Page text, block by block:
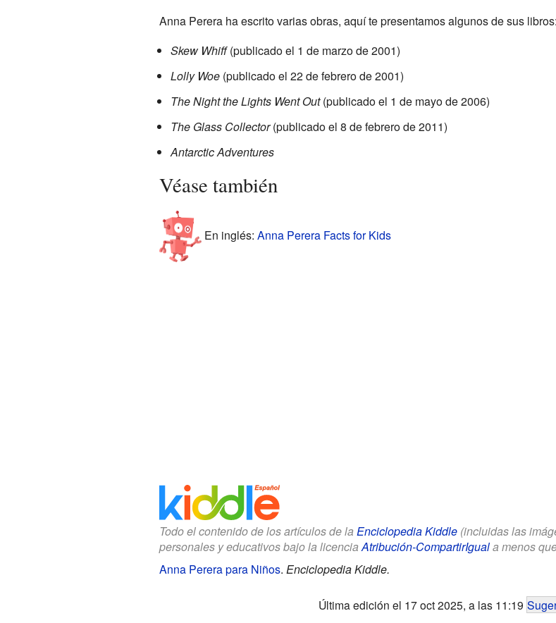
Anna Perera ha escrito varias obras, aquí te presentamos algunos de sus libros:
Skew Whiff(publicado el 1 de marzo de 2001)
Lolly Woe(publicado el 22 de febrero de 2001)
The Night the Lights Went Out(publicado el 1 de mayo de 2006)
The Glass Collector(publicado el 8 de febrero de 2011)
Antarctic Adventures
Véase también
En inglés: Anna Perera Facts for Kids
Todo el contenido de los artículos de la Enciclopedia Kiddle(incluidas las
personales y educativos bajo la licenciaAtribución-CompartirIguala menos
Anna Perera para Niños. Enciclopedia Kiddle.
Última edición el 17 oct 2025, a las 11:19